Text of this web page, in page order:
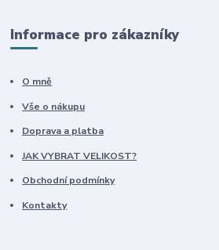
Informace pro zákazníky
O mně
Vše o nákupu
Doprava a platba
JAK VYBRAT VELIKOST?
Obchodní podmínky
Kontakty